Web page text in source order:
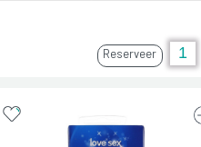
Reserveer